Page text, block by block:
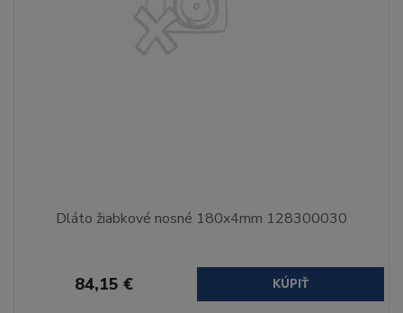
Dláto žiabkové nosné 180x4mm 128300030
84,15 € KÚPIŤ